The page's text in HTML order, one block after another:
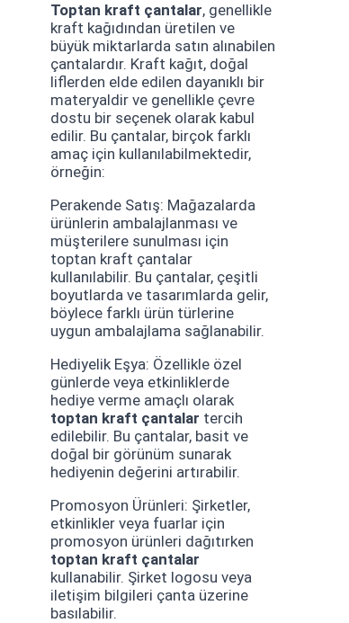
Toptan kraft çantalar, genellikle
kraft kağıdından üretilen ve
büyük miktarlarda satın alınabilen
çantalardır. Kraft kağıt, doğal
liflerden elde edilen dayanıklı bir
materyaldir ve genellikle çevre
dostu bir seçenek olarak kabul
edilir. Bu çantalar, birçok farklı
amaç için kullanılabilmektedir,
örneğin:
Perakende Satış: Mağazalarda
ürünlerin ambalajlanması ve
müşterilere sunulması için
toptan kraft çantalar
kullanılabilir. Bu çantalar, çeşitli
boyutlarda ve tasarımlarda gelir,
böylece farklı ürün türlerine
uygun ambalajlama sağlanabilir.
Hediyelik Eşya: Özellikle özel
günlerde veya etkinliklerde
hediye verme amaçlı olarak
toptan kraft çantalar tercih
edilebilir. Bu çantalar, basit ve
doğal bir görünüm sunarak
hediyenin değerini artırabilir.
Promosyon Ürünleri: Şirketler,
etkinlikler veya fuarlar için
promosyon ürünleri dağıtırken
toptan kraft çantalar
kullanabilir. Şirket logosu veya
iletişim bilgileri çanta üzerine
basılabilir.